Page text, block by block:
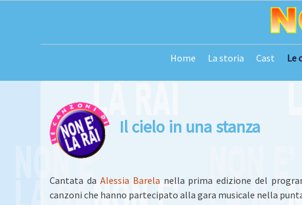
Home
La storia Cast Le
Il cielo in una stanza
Cantata da Alessia Barela nella prima edizione del
canzoni che hanno partecipato alla gara musicale nella